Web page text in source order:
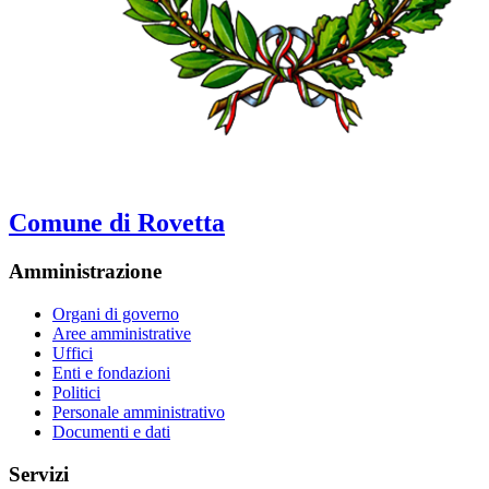
Comune di Rovetta
Amministrazione
Organi di governo
Aree amministrative
Uffici
Enti e fondazioni
Politici
Personale amministrativo
Documenti e dati
Servizi